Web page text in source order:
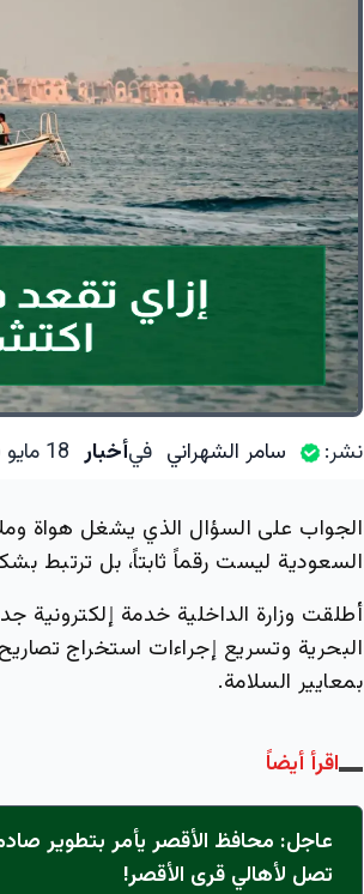
نشر: سامر الشهراني فيأخبار 18 مايو 2026 الساعة 05:45 مساءاً
الجواب على السؤال الذي يشغل هواة
السعودية ليست رقماً ثابتاً، بل ترتبط
أطلقت وزارة الداخلية خدمة إلكترونية
البحرية وتسريع إجراءات استخراج
بمعايير السلامة.
اقرأ أيضاً
عاجل: محافظ الأقصر يأمر بتطوير
تصل لأهالي قرى الأقصر!